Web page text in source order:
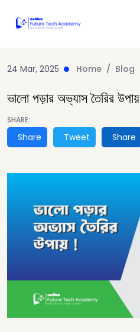
24 Mar, 2025 Home Blog
ভালো পড়ার অভ্যাস তৈরির উপায়
SHARE:
Share Tweet Share